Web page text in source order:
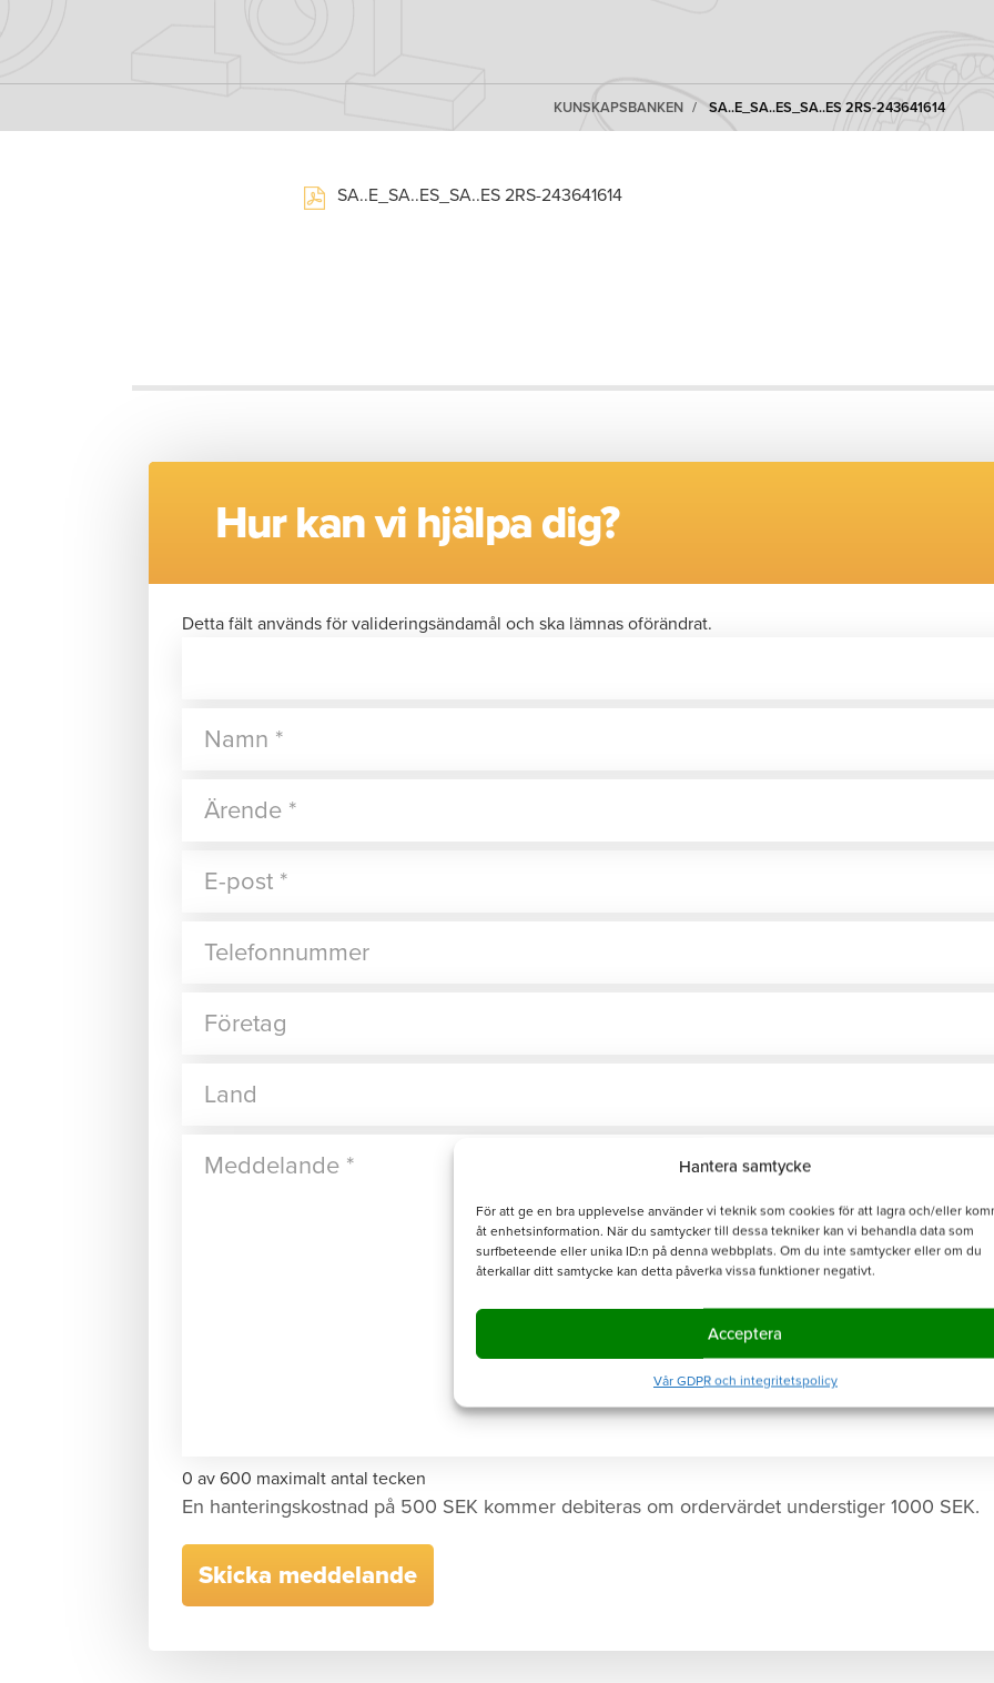
Hantera samtycke
För att ge en bra upplevelse använder vi teknik som cookies för att lagra och/eller
åt enhetsinformation. När du samtycker till dessa tekniker kan vi behandla data som
surfbeteende eller unika ID:n på denna webbplats. Om du inte samtycker eller om du
återkallar ditt samtycke kan detta påverka vissa funktioner negativt.
Acceptera
Vår GDPR och integritetspolicy
KUNSKAPSBANKEN SA..E_SA..ES_SA..ES 2RS-243641614
SA..E_SA..ES_SA..ES 2RS-243641614
Hur kan vi hjälpa dig?
Detta fält används för valideringsändamål och ska lämnas oförändrat.
0 av 600 maximalt antal tecken
En hanteringskostnad på 500 SEK kommer debiteras om ordervärdet understiger 1000 SEK.